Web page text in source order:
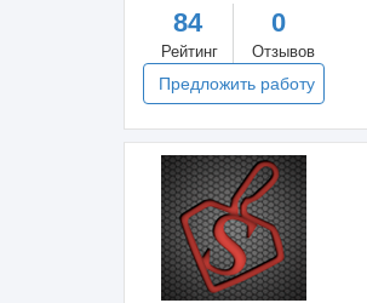
84
Рейтинг
0
Отзывов
Предложить работу